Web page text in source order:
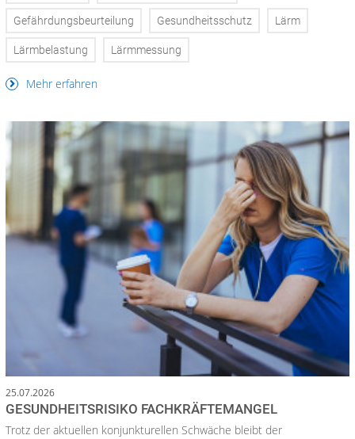
Gefährdungsbeurteilung Gesundheitsschutz Lärm
Lärmbelastung Lärmmessung
Mehr erfahren
25.07.2026
GESUNDHEITSRISIKO FACHKRÄFTEMANGEL
Trotz der aktuellen konjunkturellen Schwäche bleibt der